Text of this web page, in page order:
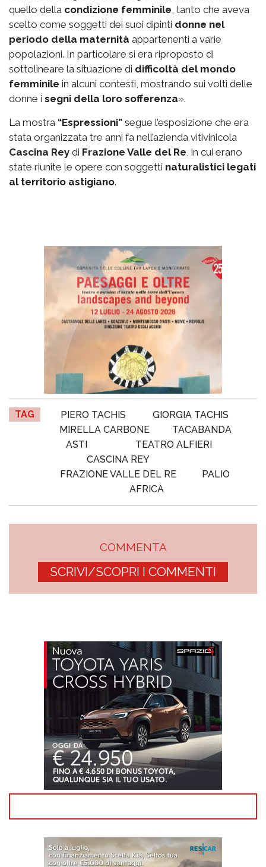
quello della condizione femminile , tanto che aveva
scelto come soggetti dei suoi dipinti donne nel
periodo della maternità appartenenti a varie
popolazioni. In particolare si era riproposto di
sottolineare la situazione di difficoltà del mondo
femminile in alcuni contesti, mostrando sui volti delle
donne i segni della loro sofferenza».
La mostra “Espressioni” segue l’esposizione che era
stata organizzata tre anni fa nell’azienda vitivinicola
Cascina Rey di Frazione Valle del Re , in cui erano
state riunite le opere con soggetti naturalistici legati
al territorio astigiano.
TAG PIERO TACHIS
GIORGIA TACHIS
MIRELLA CARBONE
TACABANDA
ASTI
TEATRO ALFIERI
CASCINA REY
FRAZIONE VALLE DEL RE
PALIO
AFRICA
COMMENTA
SCRIVI/SCOPRI I COMMENTI